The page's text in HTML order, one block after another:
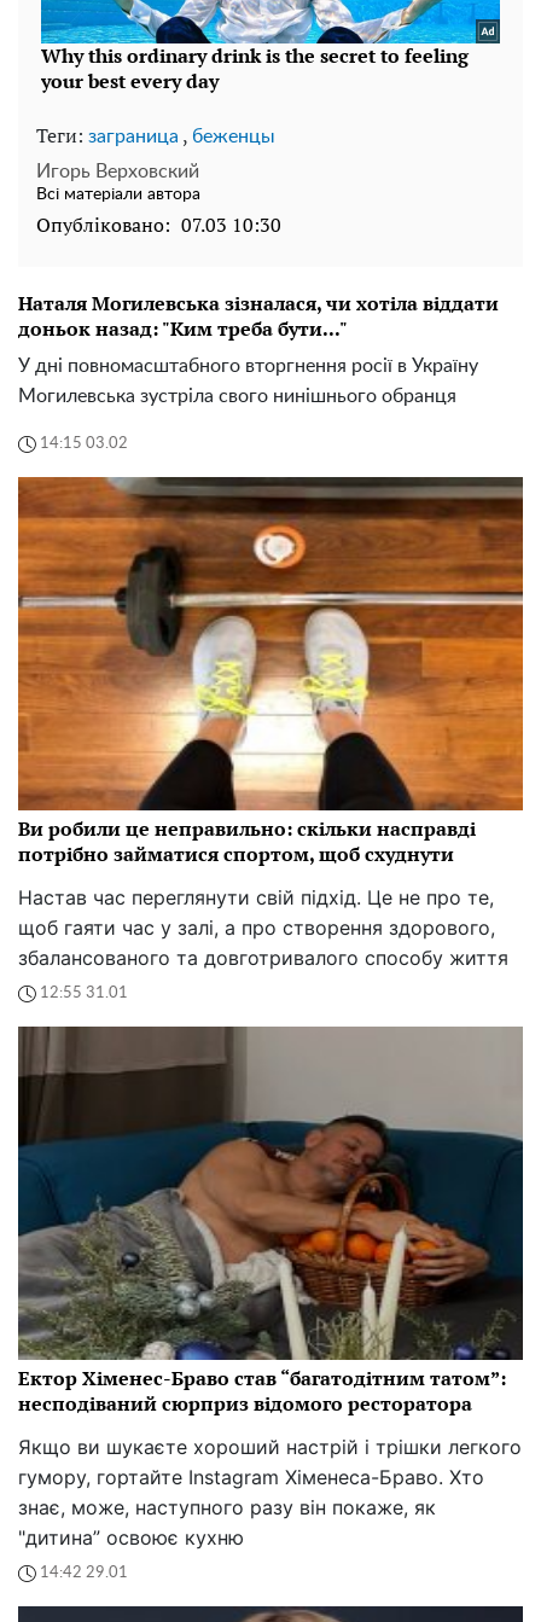
Теги: заграница , беженцы
Игорь Верховский
Всі матеріали автора
Опубліковано: 07.03 10:30
Наталя Могилевська зізналася, чи хотіла віддати
доньок назад: "Ким треба бути..."
У дні повномасштабного вторгнення росії в Україну
Могилевська зустріла свого нинішнього обранця
14:15 03.02
Ви робили це неправильно: скільки насправді
потрібно займатися спортом, щоб схуднути
Настав час переглянути свій підхід. Це не про те,
щоб гаяти час у залі, а про створення здорового,
збалансованого та довготривалого способу життя
12:55 31.01
Ектор Хіменес-Браво став “багатодітним татом”:
несподіваний сюрприз відомого ресторатора
Якщо ви шукаєте хороший настрій і трішки легкого
гумору, гортайте Instagram Хіменеса-Браво. Хто
знає, може, наступного разу він покаже, як
"дитина” освоює кухню
14:42 29.01